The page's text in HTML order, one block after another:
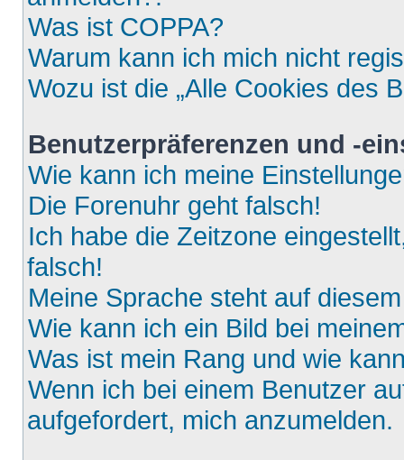
Was ist COPPA?
Warum kann ich mich nicht
Wozu ist die „Alle Cookies des
Benutzerpräferenzen und -
Wie kann ich meine
Die Forenuhr geht falsch!
Ich habe die Zeitzone
falsch!
Meine Sprache steht auf
Wie kann ich ein Bild bei
Was ist mein Rang und wie
Wenn ich bei einem Benutzer
aufgefordert, mich anzumelden.